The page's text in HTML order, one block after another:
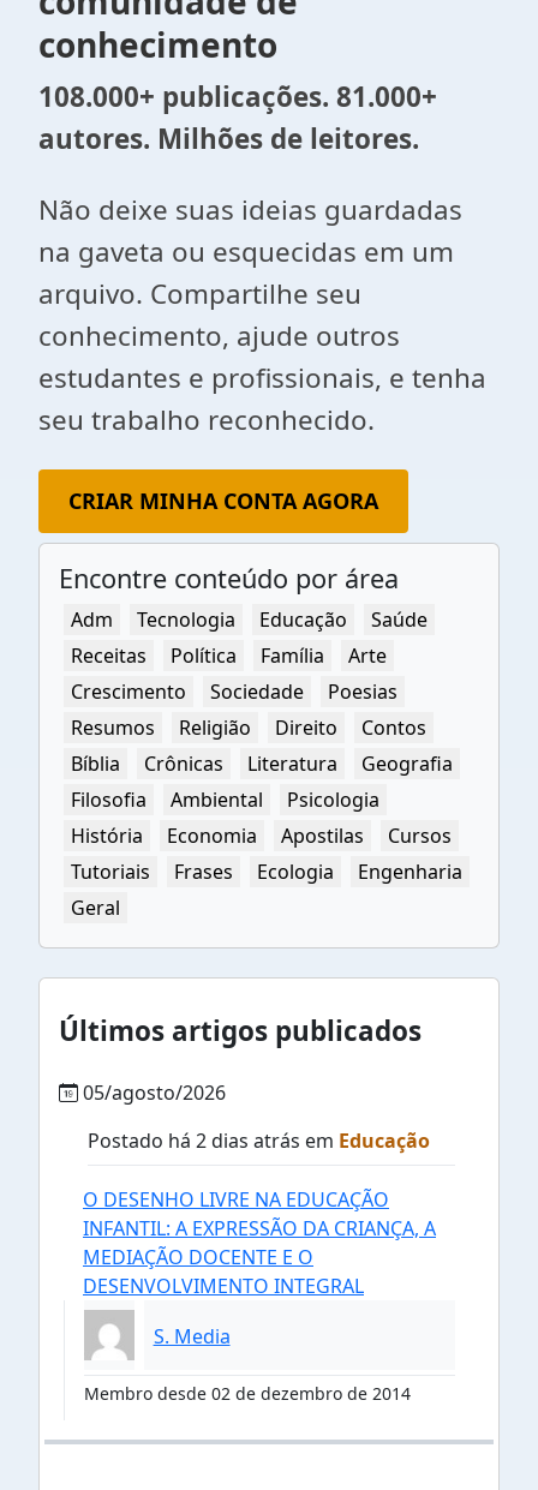
conhecimento
108.000+ publicações. 81.000+
autores. Milhões de leitores.
Não deixe suas ideias guardadas
na gaveta ou esquecidas em um
arquivo. Compartilhe seu
conhecimento, ajude outros
estudantes e profissionais, e tenha
seu trabalho reconhecido.
CRIAR MINHA CONTA AGORA
Encontre conteúdo por área
Adm Tecnologia Educação
Saúde
Receitas
Política Família
Arte
Crescimento
Sociedade
Poesias
Resumos
Religião Direito
Contos
Bíblia
Crônicas Literatura
Geografia
Filosofia
Ambiental
Psicologia
História
Economia Apostilas
Cursos
Tutoriais
Frases Ecologia
Engenharia
Geral
Últimos artigos publicados
05/agosto/2026
Postado há 2 dias atrás em Educação
O DESENHO LIVRE NA EDUCAÇÃO
INFANTIL: A EXPRESSÃO DA CRIANÇA, A
MEDIAÇÃO DOCENTE E O
DESENVOLVIMENTO INTEGRAL
S. Media
Membro desde 02 de dezembro de 2014